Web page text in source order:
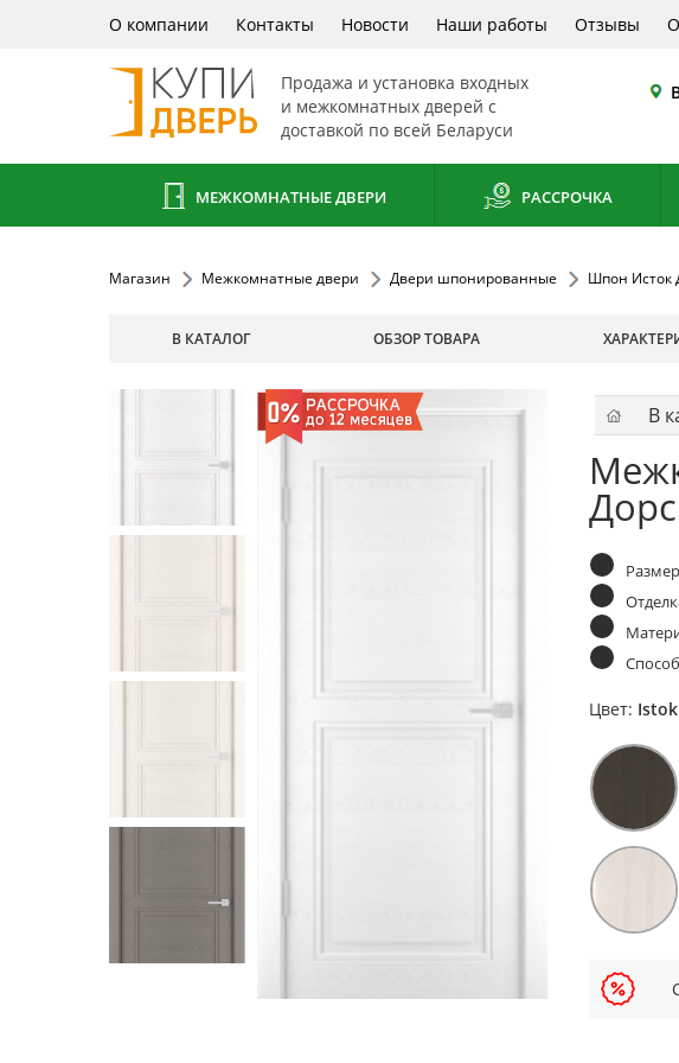
О компании Контакты Новости Наши работы Отзывы
Продажа и установка входных
и межкомнатных дверей с
доставкой по всей Беларуси
МЕЖКОМНАТНЫЕ ДВЕРИ РАССРОЧКА
Магазин Межкомнатные двери Двери шпонированные Шпон Исток
В КАТАЛОГ ОБЗОР ТОВАРА
В
Цвет: